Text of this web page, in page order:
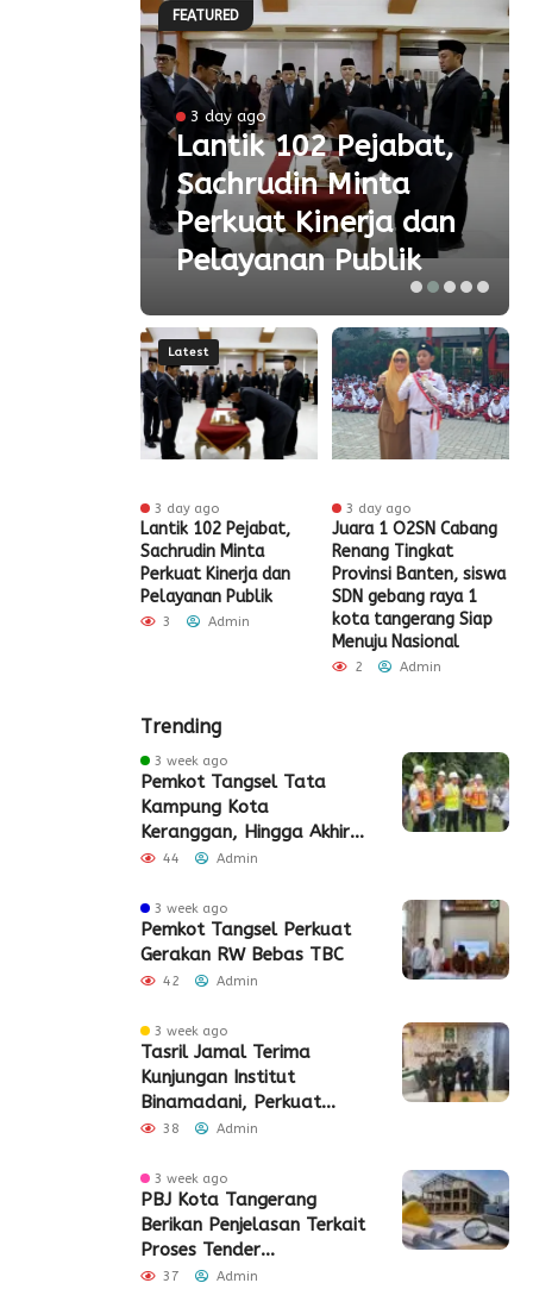
FEATURED
3 day ago
Lantik 102 Pejabat,
Sachrudin Minta
Perkuat Kinerja dan
Pelayanan Publik
Latest
3 day ago
Lantik 102 Pejabat,
Sachrudin Minta
Perkuat Kinerja dan
Pelayanan Publik
3 Admin
3 day ago
Juara 1 O2SN Cabang
Renang Tingkat
Provinsi Banten, siswa
SDN gebang raya 1
kota tangerang Siap
Menuju Nasional
2 Admin
Trending
3 week ago
Pemkot Tangsel Tata
Kampung Kota
Keranggan, Hingga Akhir
2026
44 Admin
3 week ago
Pemkot Tangsel Perkuat
Gerakan RW Bebas TBC
42 Admin
3 week ago
Tasril Jamal Terima
Kunjungan Institut
Binamadani, Perkuat
Sinergi Bangun SDM Kota
38 Admin
3 week ago
PBJ Kota Tangerang
Berikan Penjelasan Terkait
Proses Tender
Pembangunan Eks Pabrik
37 Admin